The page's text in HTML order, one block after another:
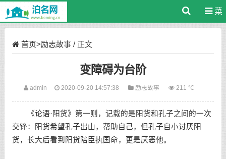
菜
首页>励志故事/ 正文
变障碍为台阶
admin 2020-09-20 14:57:38 励志故事 211 ℃
《论语·阳货》第一则，记载的是阳货和孔子之间的一次
交锋：阳货希望孔子出山，帮助自己，但孔子自小讨厌阳
货，长大后看到阳货陪臣执国命，更是厌恶他。